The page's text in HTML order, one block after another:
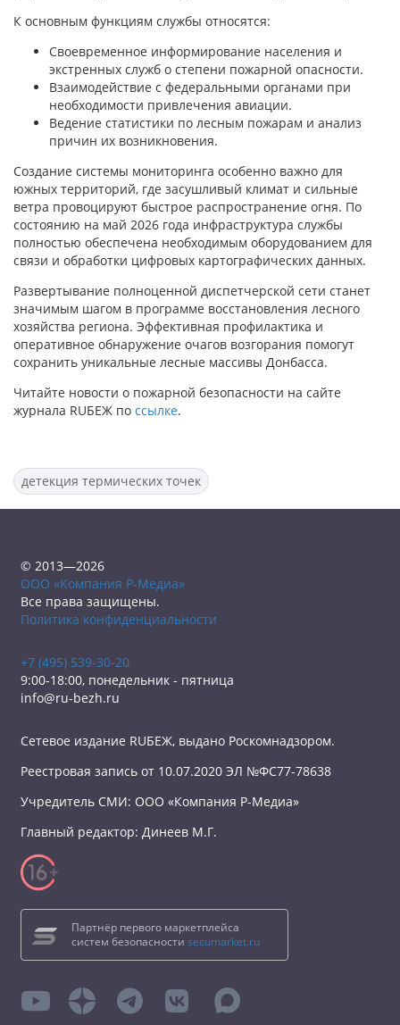
К основным функциям службы относятся:
Своевременное информирование населения и
экстренных служб о степени пожарной опасности.
Взаимодействие с федеральными органами при
необходимости привлечения авиации.
Ведение статистики по лесным пожарам и анализ
причин их возникновения.
Создание системы мониторинга особенно важно для
южных территорий, где засушливый климат и сильные
ветра провоцируют быстрое распространение огня. По
состоянию на май 2026 года инфраструктура службы
полностью обеспечена необходимым оборудованием для
связи и обработки цифровых картографических данных.
Развертывание полноценной диспетчерской сети станет
значимым шагом в программе восстановления лесного
хозяйства региона. Эффективная профилактика и
оперативное обнаружение очагов возгорания помогут
сохранить уникальные лесные массивы Донбасса.
Читайте новости о пожарной безопасности на сайте
журнала RUБЕЖ по ссылке.
детекция термических точек
© 2013—2026
ООО «Компания Р-Медиа»
Все права защищены.
Политика конфиденциальности
+7 (495) 539-30-20
9:00-18:00, понедельник - пятница
info@ru-bezh.ru
Сетевое издание RUБЕЖ, выдано Роскомнадзором.
Реестровая запись от 10.07.2020 ЭЛ №ФС77-78638
Учредитель СМИ: ООО «Компания Р-Медиа»
Главный редактор: Динеев М.Г.
Партнёр первого маркетплейса
систем безопасности secumarket.ru